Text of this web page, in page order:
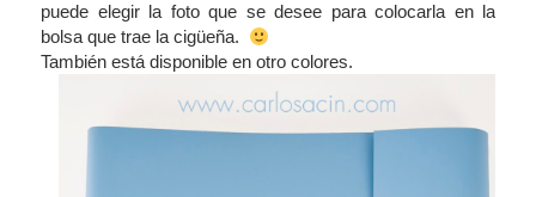
puede elegir la foto que se desee para colocarla en la
bolsa que trae la cigüeña.
También está disponible en otro colores.